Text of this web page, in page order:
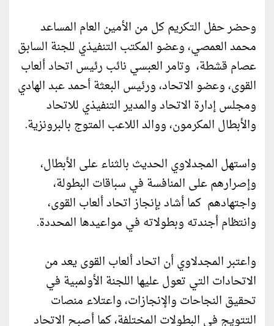
وحضر حفل التكريم كل من الأمين العام المساعد
محمد العمصي، وعضو المكتب التنفيذي للجنة السابق
عصام قشطة، وتامر العبسي نائب رئيس اتحاد ألعاب
القوى، وعضو الاتحاد، ورئيس البعثة أحمد عبد الهادي
ومجلس إدارة الاتحاد والمدير التنفيذي للاتحاد
والأبطال المكرمون، ووالد اللاعب المتوج بالبرونزية.
واستهل المجدلاوي الحديث بالثناء على الأبطال،
وإصرارهم على المنافسة في سباقات البطولة،
واجتهادهم كما أشاد بإنجاز اتحاد ألعاب القوى،
وانتظام أجندته وبطولاته في مواعيدها المحددة.
واعتبر المجدلاوي أن اتحاد ألعاب القوى يعد من
الاتحادات التي تعول عليها اللجنة الأولمبية في
تحقيق النجاحات والإنجازات، واعتلاء منصات
التتويج في البطولات المختلفة، كما أصبح الاتحاد